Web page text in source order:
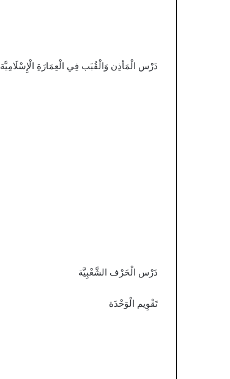
دَرْس الْمَأذِن وَالْقُبَب فِي الْعِمَارَةِ الْإِسْلَامِيَّة
دَرْس الْحَرْف الشَّعْبِيَّة
تَقْوِيم الْوَحْدَة